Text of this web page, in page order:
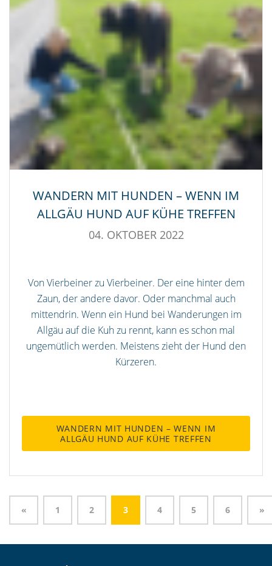
WANDERN MIT HUNDEN – WENN IM
ALLGÄU HUND AUF KÜHE TREFFEN
04. OKTOBER 2022
Von Vierbeiner zu Vierbeiner. Der eine hinter dem
Zaun, der andere davor. Oder manchmal auch
mittendrin. Wenn ein Hund bei Wanderungen im
Allgäu auf die Kuh zu rennt, kann es schon mal
ungemütlich werden. Meistens zieht der Hund den
Kürzeren.
WANDERN MIT HUNDEN – WENN IM
ALLGÄU HUND AUF KÜHE TREFFEN
« 1 2 3 4 5 6 »